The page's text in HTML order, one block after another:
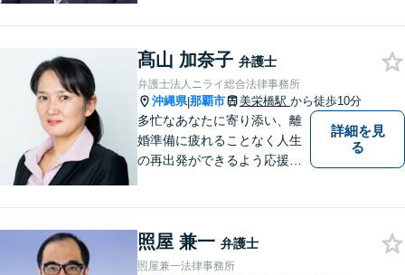
い！
髙山 加奈子 弁護士
弁護士法人ニライ総合法律事務所
沖縄県|那覇市 美栄橋駅 から徒歩10分
多忙なあなたに寄り添い、離
婚準備に疲れることなく人生
の再出発ができるよう応援し
詳細を見
る
照屋 兼一 弁護士
照屋兼一法律事務所